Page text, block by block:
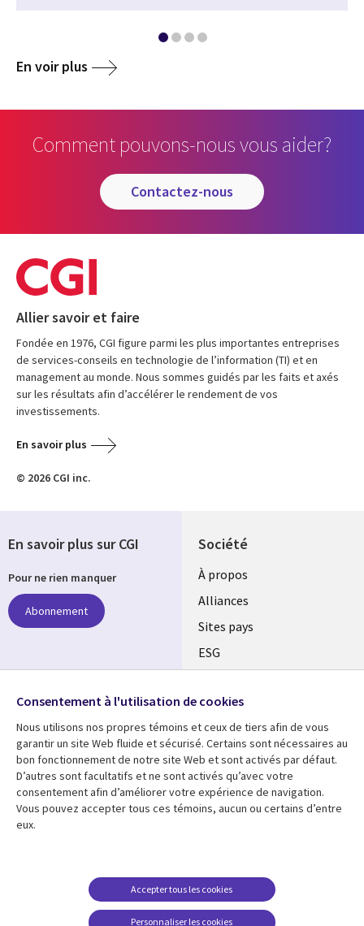
En voir plus
Comment pouvons-nous vous aider?
contactez-nous
Allier savoir et faire
Fondée en 1976, CGI figure parmi les plus importantes entreprises
de services-conseils en technologie de l’information (TI) et en
management au monde. Nous sommes guidés par les faits et axés
sur les résultats afin d’accélérer le rendement de vos
investissements.
En savoir plus
© 2026 CGI inc.
Société
À propos
Alliances
Sites pays
ESG
Fusions
Salle de presse
Ressources
Articles
Études de cas
Support
Restrictions et
conditions juridiques
En savoir plus sur CGI
Pour ne rien manquer
Abonnement
Suivez-nous
Social
Media
Global
FR
Consentement à l'utilisation de cookies
Nous utilisons nos propres témoins et ceux de tiers afin de vous
garantir un site Web fluide et sécurisé. Certains sont nécessaires au
bon fonctionnement de notre site Web et sont activés par défaut.
D’autres sont facultatifs et ne sont activés qu’avec votre
consentement afin d’améliorer votre expérience de navigation.
Vous pouvez accepter tous ces témoins, aucun ou certains d’entre
eux.
Personnaliser les cookies
Accepter tous les cookies